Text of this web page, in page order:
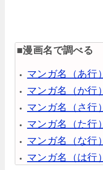
■漫画名で調べる
マンガ名（あ行）
マンガ名（か行）
マンガ名（さ行）
マンガ名（た行）
マンガ名（な行）
マンガ名（は行）